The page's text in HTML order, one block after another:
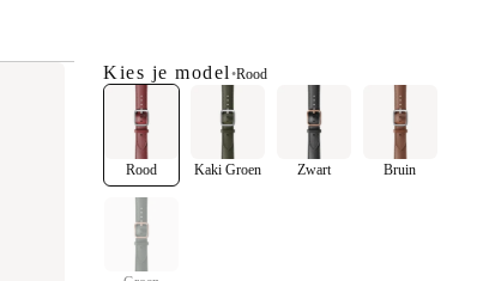
Kies je model •Rood
Rood Kaki Groen Zwart Bruin